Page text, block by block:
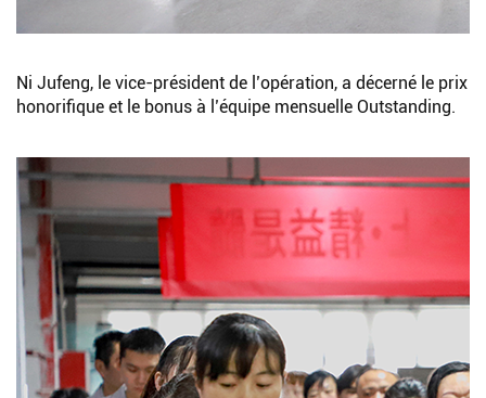
Ni Jufeng, le vice-président de l’opération, a décerné le prix
honorifique et le bonus à l’équipe mensuelle Outstanding.